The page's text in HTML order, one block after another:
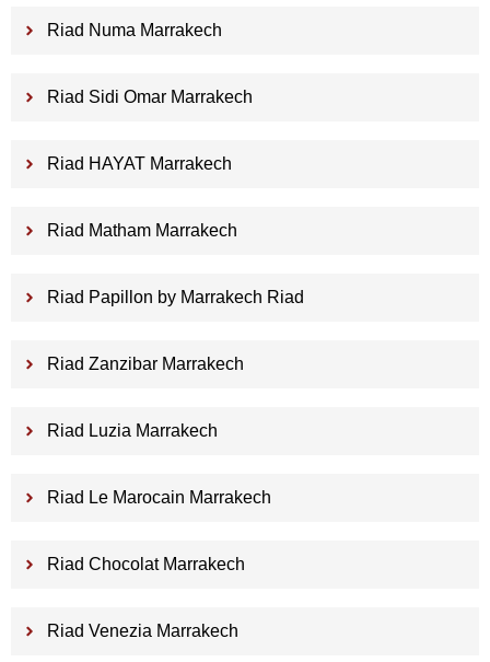
Riad Numa Marrakech
Riad Sidi Omar Marrakech
Riad HAYAT Marrakech
Riad Matham Marrakech
Riad Papillon by Marrakech Riad
Riad Zanzibar Marrakech
Riad Luzia Marrakech
Riad Le Marocain Marrakech
Riad Chocolat Marrakech
Riad Venezia Marrakech